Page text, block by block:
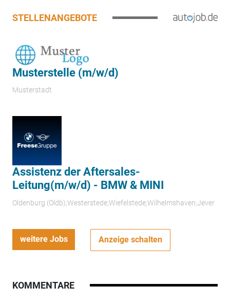
STELLENANGEBOTE
Musterstelle (m/w/d)
Musterstadt
Assistenz der Aftersales-
Leitung(m/w/d) - BMW & MINI
Oldenburg (Oldb);Westerstede;Wiefelstede;Wilhelmshaven;Jever
weitere Jobs Anzeige schalten
KOMMENTARE